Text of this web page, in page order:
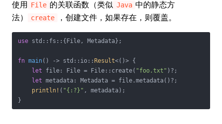
使用 File 的关联函数（类似 Java 中的静态方
法）
create ，创建文件，如果存在，则覆盖。
use std::fs::{File, Metadata};
fn main() -> std::io:: Result<()> {
let file: File = File::create( "foo.txt" )?;
let metadata: Metadata = file.metadata()?;
println! ( "{:?}" , metadata);
}